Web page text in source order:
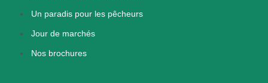
Un paradis pour les pêcheurs
Jour de marchés
Nos brochures